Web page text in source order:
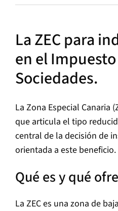
La ZEC para
en el
Sociedades.
La Zona Especial Canaria
que articula el tipo
central de la decisión de
orientada a este beneficio.
Qué es y qué
La ZEC es una zona de